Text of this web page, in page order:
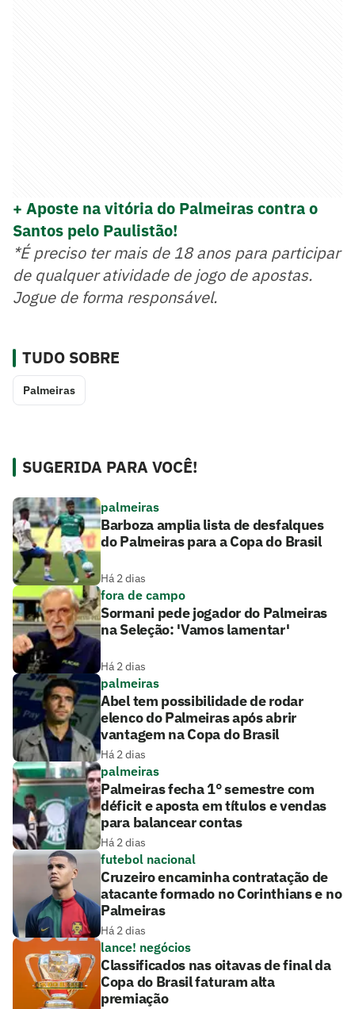
+ Aposte na vitória do Palmeiras contra o
Santos pelo Paulistão!
*É preciso ter mais de 18 anos para participar
de qualquer atividade de jogo de apostas.
Jogue de forma responsável.
TUDO SOBRE
Palmeiras
SUGERIDA PARA VOCÊ!
palmeiras
Barboza amplia lista de desfalques
do Palmeiras para a Copa do Brasil
Há 2 dias
fora de campo
Sormani pede jogador do Palmeiras
na Seleção: 'Vamos lamentar'
Há 2 dias
palmeiras
Abel tem possibilidade de rodar
elenco do Palmeiras após abrir
vantagem na Copa do Brasil
Há 2 dias
palmeiras
Palmeiras fecha 1° semestre com
déficit e aposta em títulos e vendas
para balancear contas
Há 2 dias
futebol nacional
Cruzeiro encaminha contratação de
atacante formado no Corinthians e no
Palmeiras
Há 2 dias
lance! negócios
Classificados nas oitavas de final da
Copa do Brasil faturam alta
premiação